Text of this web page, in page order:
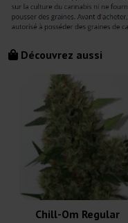
Découvrez aussi
Chill-Om Regular